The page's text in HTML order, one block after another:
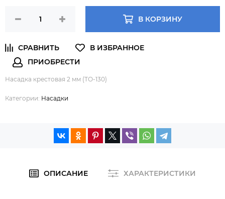
В КОРЗИНУ
Насадка крестовая 2 мм (ТО-130)
Категории: Насадки
ОПИСАНИЕ ХАРАКТЕРИСТИКИ